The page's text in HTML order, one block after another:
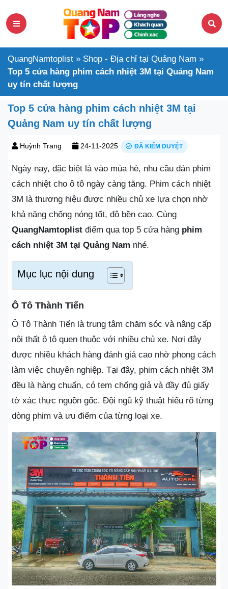
QuangNamtoplist » Shop - Địa chỉ tại Quảng Nam »
Top 5 cửa hàng phim cách nhiệt 3M tại Quảng Nam
uy tín chất lượng
Top 5 cửa hàng phim cách nhiệt 3M tại
Quảng Nam uy tín chất lượng
Huỳnh Trang 24-11-2025 ĐÃ KIỂM DUYỆT
Ngày nay, đặc biệt là vào mùa hè, nhu cầu dán phim
cách nhiệt cho ô tô ngày càng tăng. Phim cách nhiệt
3M là thương hiệu được nhiều chủ xe lựa chọn nhờ
khả năng chống nóng tốt, độ bền cao. Cùng
QuangNamtoplist điểm qua top 5 cửa hàng phim
cách nhiệt 3M tại Quảng Nam nhé.
Mục lục nội dung
Ô Tô Thành Tiến
Ô Tô Thành Tiến là trung tâm chăm sóc và nâng cấp
nội thất ô tô quen thuộc với nhiều chủ xe. Nơi đây
được nhiều khách hàng đánh giá cao nhờ phong cách
làm việc chuyên nghiệp. Tại đây, phim cách nhiệt 3M
đều là hàng chuẩn, có tem chống giả và đầy đủ giấy
tờ xác thực nguồn gốc. Đội ngũ kỹ thuật hiểu rõ từng
dòng phim và ưu điểm của từng loại xe.